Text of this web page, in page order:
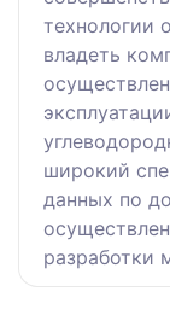
технологии
владеть
широкий
данных по
разработки